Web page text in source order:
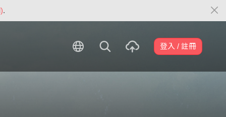
.
登入 / 註冊